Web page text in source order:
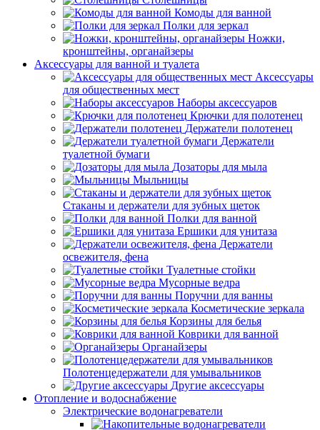
Комоды для ванной
Полки для зеркал
Ножки,
кронштейны, органайзеры
Аксессуары для ванной и туалета
Аксессуары
для общественных мест
Наборы аксессуаров
Крючки для полотенец
Держатели полотенец
Держатели
туалетной бумаги
Дозаторы для мыла
Мыльницы
Стаканы и держатели для зубных щеток
Полки для ванной
Ершики для унитаза
Держатели
освежителя, фена
Туалетные стойки
Мусорные ведра
Поручни для ванны
Косметические зеркала
Корзины для белья
Коврики для ванной
Органайзеры
Полотенцедержатели для умывальников
Другие аксессуары
Отопление и водоснабжение
Электрические водонагреватели